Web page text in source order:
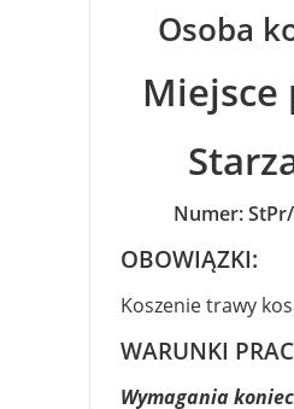
Osoba
Miejsce
Numer:
OBOWIĄZKI:
Koszenie trawy
WARUNKI
Wymagania